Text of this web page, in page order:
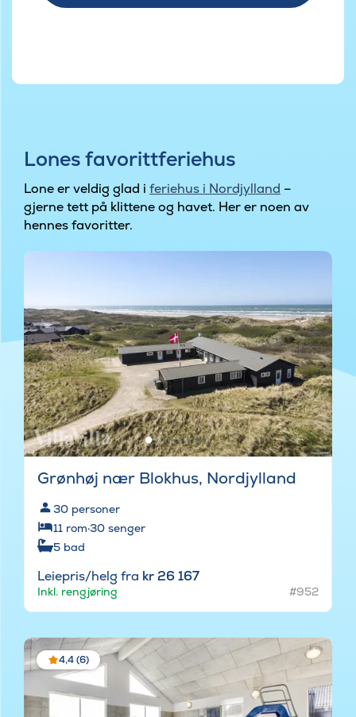
Lones favorittferiehus
Lone er veldig glad i feriehus i Nordjylland –
gjerne tett på klittene og havet. Her er noen av
hennes favoritter.
Grønhøj nær Blokhus, Nordjylland
30 personer
11 rom·30 senger
5 bad
Leiepris/helg fra kr 26 167
Inkl. rengjøring #952
4,4 (6)